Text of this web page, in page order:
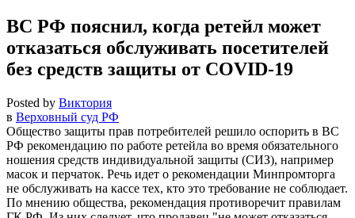
ВС РФ пояснил, когда ретейл может
отказаться обслуживать посетителей
без средств защиты от COVID-19
Posted by Виктория
в Верховный суд РФ
Общество защиты прав потребителей решило оспорить в ВС
РФ рекомендацию по работе ретейла во время обязательного
ношения средств индивидуальной защиты (СИЗ), например
масок и перчаток. Речь идет о рекомендации Минпромторга
не обслуживать на кассе тех, кто это требование не соблюдает.
По мнению общества, рекомендация противоречит правилам